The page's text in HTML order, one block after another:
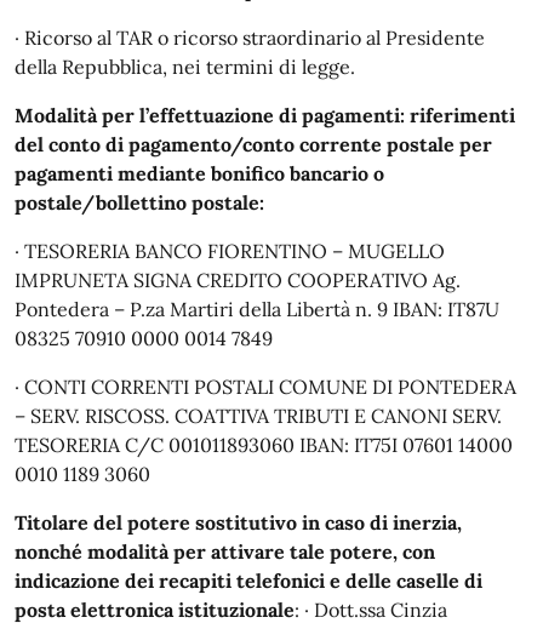
· Ricorso al TAR o ricorso straordinario al Presidente
della Repubblica, nei termini di legge.
Modalità per l’effettuazione di pagamenti: riferimenti
del conto di pagamento/conto corrente postale per
pagamenti mediante bonifico bancario o
postale/bollettino postale:
· TESORERIA BANCO FIORENTINO – MUGELLO
IMPRUNETA SIGNA CREDITO COOPERATIVO Ag.
Pontedera – P.za Martiri della Libertà n. 9 IBAN: IT87U
08325 70910 0000 0014 7849
· CONTI CORRENTI POSTALI COMUNE DI PONTEDERA
– SERV. RISCOSS. COATTIVA TRIBUTI E CANONI SERV.
TESORERIA C/C 001011893060 IBAN: IT75I 07601 14000
0010 1189 3060
Titolare del potere sostitutivo in caso di inerzia,
nonché modalità per attivare tale potere, con
indicazione dei recapiti telefonici e delle caselle di
posta elettronica istituzionale: · Dott.ssa Cinzia